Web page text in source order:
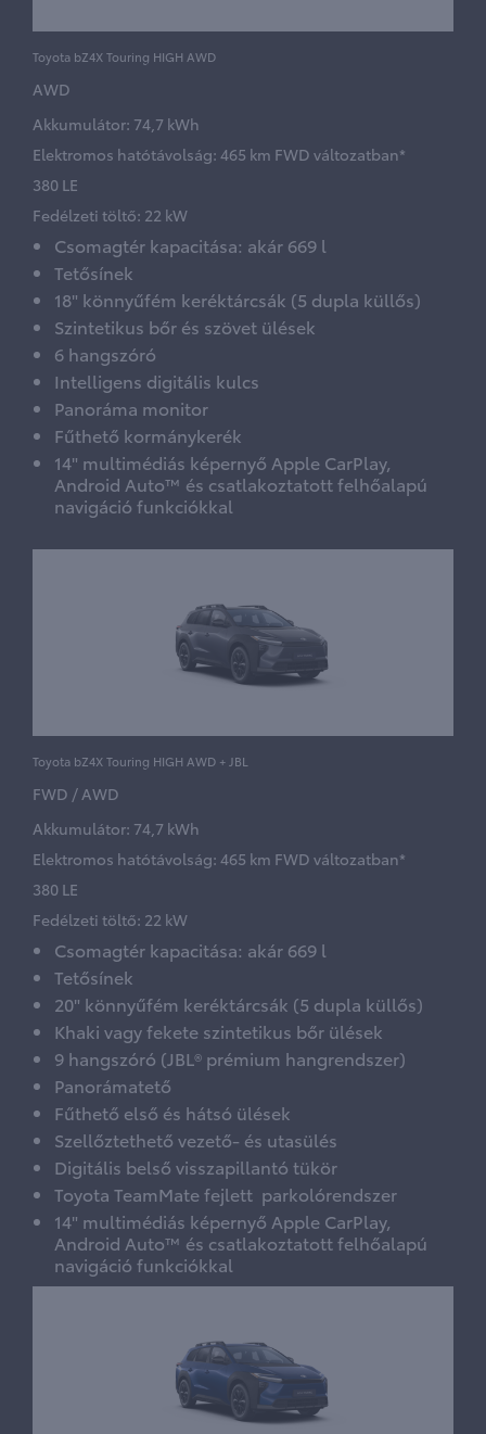
Toyota bZ4X Touring HIGH AWD
AWD
Akkumulátor: 74,7 kWh
Elektromos hatótávolság: 465 km FWD változatban*
380 LE
Fedélzeti töltő: 22 kW
Csomagtér kapacitása: akár 669 l
Tetősínek
18" könnyűfém keréktárcsák (5 dupla küllős)
Szintetikus bőr és szövet ülések
6 hangszóró
Intelligens digitális kulcs
Panoráma monitor
Fűthető kormánykerék
14" multimédiás képernyő Apple CarPlay,
Android Auto™ és csatlakoztatott felhőalapú
navigáció funkciókkal
Toyota bZ4X Touring HIGH AWD + JBL
FWD / AWD
Akkumulátor: 74,7 kWh
Elektromos hatótávolság: 465 km FWD változatban*
380 LE
Fedélzeti töltő: 22 kW
Csomagtér kapacitása: akár 669 l
Tetősínek
20" könnyűfém keréktárcsák (5 dupla küllős)
Khaki vagy fekete szintetikus bőr ülések
9 hangszóró (JBL® prémium hangrendszer)
Panorámatető
Fűthető első és hátsó ülések
Szellőztethető vezető- és utasülés
Digitális belső visszapillantó tükör
Toyota TeamMate fejlett parkolórendszer
14" multimédiás képernyő Apple CarPlay,
Android Auto™ és csatlakoztatott felhőalapú
navigáció funkciókkal